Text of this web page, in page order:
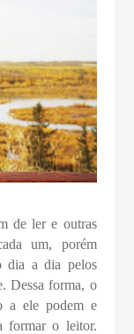
de ler e outras
um, porém
dia a dia pelos
Dessa forma, o
a ele podem e
formar o leitor.